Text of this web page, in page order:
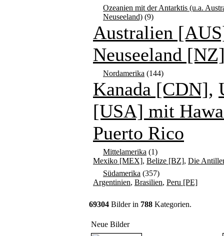
Ozeanien mit der Antarktis (u.a.
Neuseeland) (9)
Australien
Neuseeland
Nordamerika (144)
Kanada [CDN],
[USA] mit
Puerto Rico
Mittelamerika (1)
Mexiko [MEX], Belize [BZ], Die
Südamerika (357)
Argentinien, Brasilien, Peru [PE]
69304 Bilder in 788 Kategorien.
Neue Bilder